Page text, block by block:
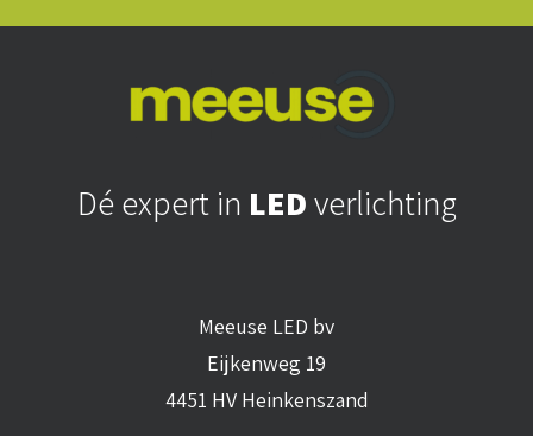
Dé expert in LEDverlichting
Meeuse LED bv
Eijkenweg 19
4451 HV Heinkenszand